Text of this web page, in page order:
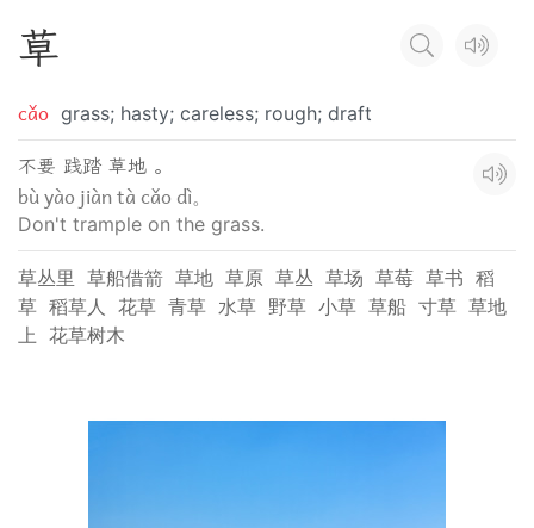
草
cǎo grass; hasty; careless; rough; draft
不要 践踏 草地 。
bù yào jiàn tà cǎo dì。
Don't trample on the grass.
草丛里 草船借箭 草地 草原 草丛 草场 草莓 草书 稻
草 稻草人 花草 青草 水草 野草 小草 草船 寸草 草地
上 花草树木